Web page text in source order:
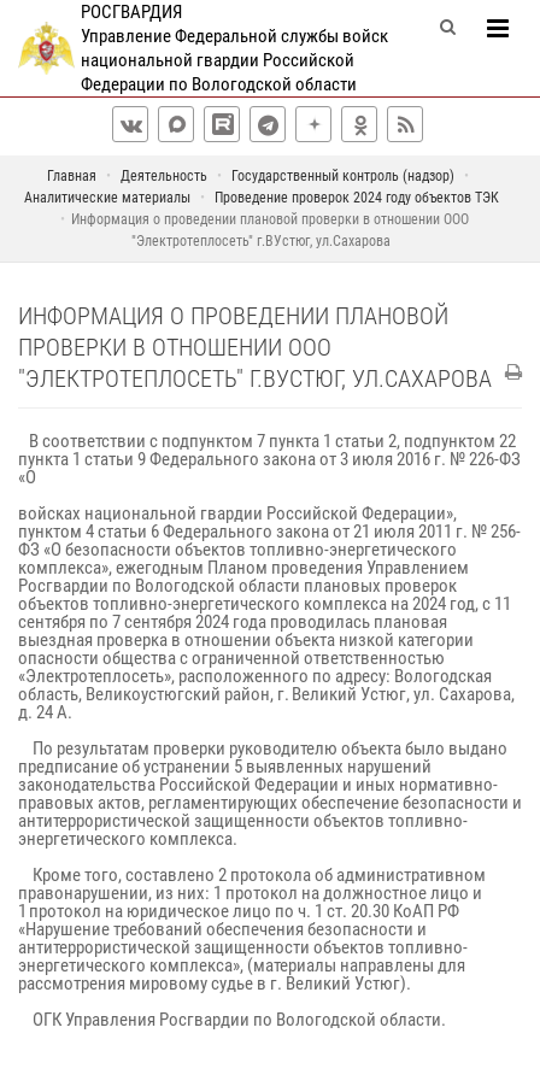
РОСГВАРДИЯ
Управление Федеральной службы войск
национальной гвардии Российской
Федерации по Вологодской области
Главная Деятельность
Государственный контроль (надзор)
Аналитические материалы
Проведение проверок 2024 году объектов ТЭК
Информация о проведении плановой проверки в отношении ООО
"Электротеплосеть" г.ВУстюг, ул.Сахарова
ИНФОРМАЦИЯ О ПРОВЕДЕНИИ ПЛАНОВОЙ
ПРОВЕРКИ В ОТНОШЕНИИ ООО
"ЭЛЕКТРОТЕПЛОСЕТЬ" Г.ВУСТЮГ, УЛ.САХАРОВА
В соответствии с подпунктом 7 пункта 1 статьи 2, подпунктом 22
пункта 1 статьи 9 Федерального закона от 3 июля 2016 г. № 226-ФЗ
«О
войсках национальной гвардии Российской Федерации»,
пунктом 4 статьи 6 Федерального закона от 21 июля 2011 г. № 256-
ФЗ «О безопасности объектов топливно-энергетического
комплекса», ежегодным Планом проведения Управлением
Росгвардии по Вологодской области плановых проверок
объектов топливно-энергетического комплекса на 2024 год, с 11
сентября по 7 сентября 2024 года проводилась плановая
выездная проверка в отношении объекта низкой категории
опасности общества с ограниченной ответственностью
«Электротеплосеть», расположенного по адресу: Вологодская
область, Великоустюгский район, г. Великий Устюг, ул. Сахарова,
д. 24 А.
По результатам проверки руководителю объекта было выдано
предписание об устранении 5 выявленных нарушений
законодательства Российской Федерации и иных нормативно-
правовых актов, регламентирующих обеспечение безопасности и
антитеррористической защищенности объектов топливно-
энергетического комплекса.
Кроме того, составлено 2 протокола об административном
правонарушении, из них: 1 протокол на должностное лицо и
1 протокол на юридическое лицо по ч. 1 ст. 20.30 КоАП РФ
«Нарушение требований обеспечения безопасности и
антитеррористической защищенности объектов топливно-
энергетического комплекса», (материалы направлены для
рассмотрения мировому судье в г. Великий Устюг).
ОГК Управления Росгвардии по Вологодской области.